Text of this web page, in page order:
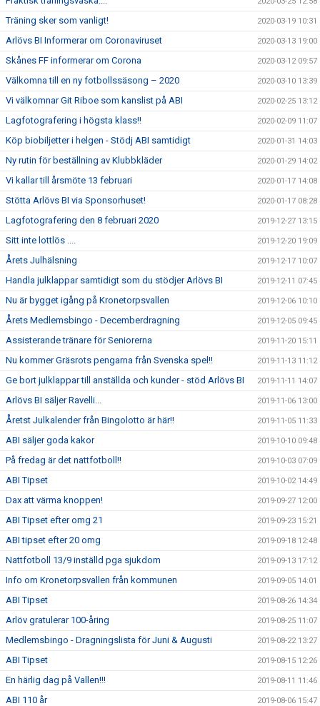
Träning sker som vanligt! 2020-03-19 10:31
Arlövs BI Informerar om Coronaviruset 2020-03-13 19:00
Skånes FF informerar om Corona 2020-03-12 09:57
Välkomna till en ny fotbollssäsong – 2020 2020-03-10 13:39
Vi välkomnar Git Riboe som kanslist på ABI 2020-02-25 13:12
Lagfotografering i högsta klass!! 2020-02-09 11:07
Köp biobiljetter i helgen - Stödj ABI samtidigt 2020-01-31 14:03
Ny rutin för beställning av Klubbkläder 2020-01-29 14:02
Vi kallar till årsmöte 13 februari 2020-01-17 14:08
Stötta Arlövs BI via Sponsorhuset! 2020-01-17 08:28
Lagfotografering den 8 februari 2020 2019-12-27 13:15
Sitt inte lottlös .... 2019-12-20 19:09
Årets Julhälsning 2019-12-17 10:07
Handla julklappar samtidigt som du stödjer Arlövs BI 2019-12-11 07:45
Nu är bygget igång på Kronetorpsvallen 2019-12-06 10:10
Årets Medlemsbingo - Decemberdragning 2019-12-05 09:45
Assisterande tränare för Seniorerna 2019-11-20 15:11
Nu kommer Gräsrots pengarna från Svenska spel!! 2019-11-13 11:12
Ge bort julklappar till anställda och kunder - stöd Arlövs BI 2019-11-11 14:07
Arlövs BI säljer Ravelli... 2019-11-06 13:00
Åretst Julkalender från Bingolotto är här!! 2019-11-05 11:33
ABI säljer goda kakor 2019-10-10 09:48
På fredag är det nattfotboll!! 2019-10-03 07:09
ABI Tipset 2019-10-02 14:49
Dax att värma knoppen! 2019-09-27 12:00
ABI Tipset efter omg 21 2019-09-23 15:21
ABI tipset efter 20 omg 2019-09-18 12:48
Nattfotboll 13/9 inställd pga sjukdom 2019-09-13 17:12
Info om Kronetorpsvallen från kommunen 2019-09-05 14:01
ABI Tipset 2019-08-26 14:34
Arlöv gratulerar 100-åring 2019-08-25 11:07
Medlemsbingo - Dragningslista för Juni & Augusti 2019-08-22 13:27
ABI Tipset 2019-08-15 12:26
En härlig dag på Vallen!!! 2019-08-11 11:46
ABI 110 år 2019-08-06 15:47